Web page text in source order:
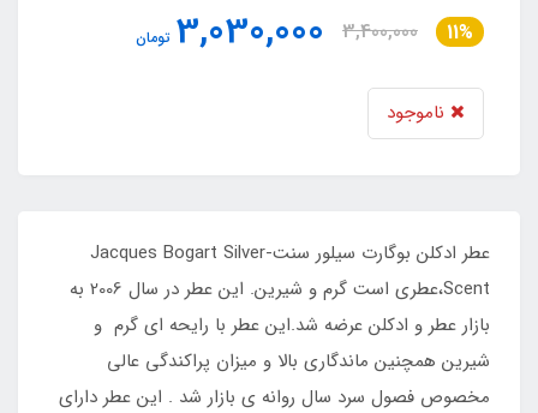
11%
3,400,000
3,030,000 تومان
ناموجود
عطر ادکلن بوگارت سیلور سنت-Jacques Bogart Silver
Scent،عطری است گرم و شیرین. این عطر در سال 2006 به
بازار عطر و ادکلن عرضه شد.این عطر با رایحه ای گرم و
شیرین همچنین ماندگاری بالا و میزان پراکندگی عالی
مخصوص فصول سرد سال روانه ی بازار شد . این عطر دارای